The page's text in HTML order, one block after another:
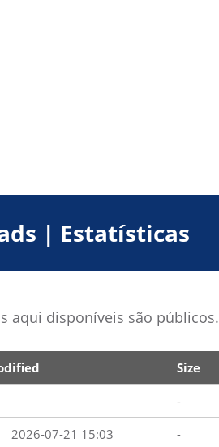
| Estatísticas
aqui disponíveis são públicos.
Size
-
2026-07-21 15:03 -